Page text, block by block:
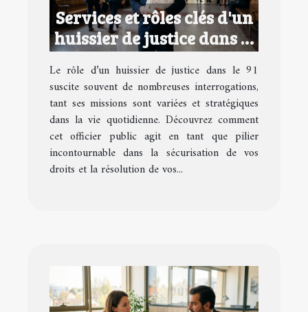
Services et rôles clés d'un
huissier de justice dans le
91
Le rôle d’un huissier de justice dans le 91
suscite souvent de nombreuses interrogations,
tant ses missions sont variées et stratégiques
dans la vie quotidienne. Découvrez comment
cet officier public agit en tant que pilier
incontournable dans la sécurisation de vos
droits et la résolution de vos...